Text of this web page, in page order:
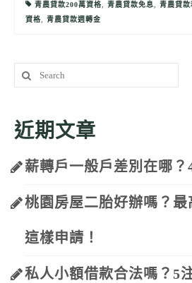
青農貸款200萬資格, 青農貸款免息, 青農貸款
資格, 青農貸款週轉金
Search
for:
近期文章
薪轉戶一般戶差別在哪？
桃園房屋二胎好辦嗎？最
這樣申請！
私人小額借款合法嗎？5